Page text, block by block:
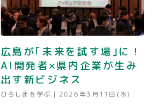
広島が｢未来を試す場｣に！
AI開発者×県内企業が生み
出す新ビジネス
ひろしまを学ぶ | 2026年3月11日(水)